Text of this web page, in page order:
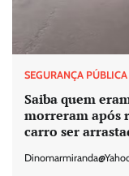
SEGURANÇA PÚBLICA
Saiba quem
morreram após
carro ser